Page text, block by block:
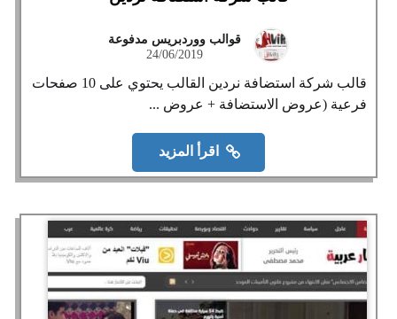
قوالب ووردبريس مدفوعة
24/06/2019
قالب شركة استضافة نردين القالب يحتوي على 10 صفحات
فرعية (عروض الاستضافة + عروض ...
اقرأ المزيد